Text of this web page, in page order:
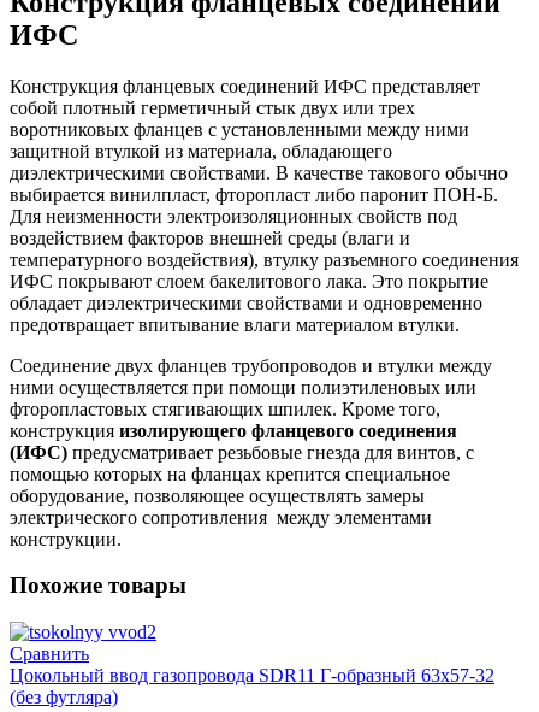
ИФС
Конструкция фланцевых соединений ИФС представляет
собой плотный герметичный стык двух или трех
воротниковых фланцев с установленными между ними
защитной втулкой из материала, обладающего
диэлектрическими свойствами. В качестве такового обычно
выбирается винилпласт, фторопласт либо паронит ПОН-Б.
Для неизменности электроизоляционных свойств под
воздействием факторов внешней среды (влаги и
температурного воздействия), втулку разъемного соединения
ИФС покрывают слоем бакелитового лака. Это покрытие
обладает диэлектрическими свойствами и одновременно
предотвращает впитывание влаги материалом втулки.
Соединение двух фланцев трубопроводов и втулки между
ними осуществляется при помощи полиэтиленовых или
фторопластовых стягивающих шпилек. Кроме того,
конструкция изолирующего фланцевого соединения
(ИФС) предусматривает резьбовые гнезда для винтов, с
помощью которых на фланцах крепится специальное
оборудование, позволяющее осуществлять замеры
электрического сопротивления между элементами
конструкции.
Похожие товары
Сравнить
Цокольный ввод газопровода SDR11 Г-образный 63х57-32
(без футляра)